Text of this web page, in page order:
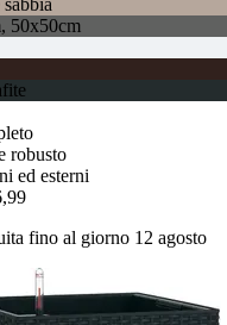
50x50cm
robusto
ed esterni
fino al giorno 12 agosto